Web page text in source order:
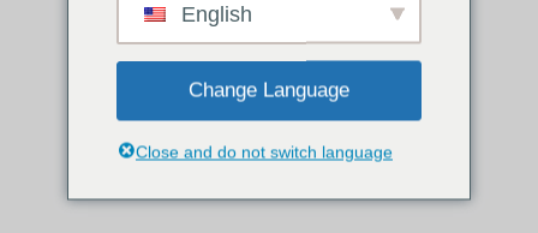
English
Change Language
Close and do not switch language